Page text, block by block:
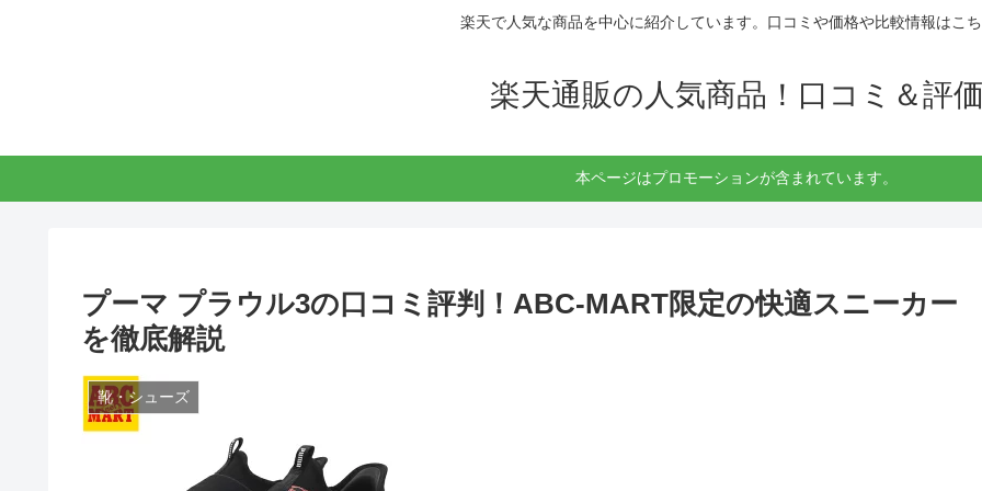
楽天で人気な商品を中心に紹介しています。口コミや価格や比較情報はこ
楽天通販の人気商品！口コミ＆評
本ページはプロモーションが含まれています。
プーマ プラウル3の口コミ評判！ABC-MART限定の快適スニーカー
を徹底解説
靴・シューズ